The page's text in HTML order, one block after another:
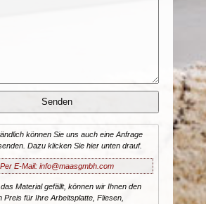
können Sie uns auch eine Anfrage
Dazu klicken Sie hier unten drauf.
Per E-Mail: info@maasgmbh.com
Materialgefällt, können wir Ihnen den
Preis für Ihre Arbeitsplatte, Fliesen,